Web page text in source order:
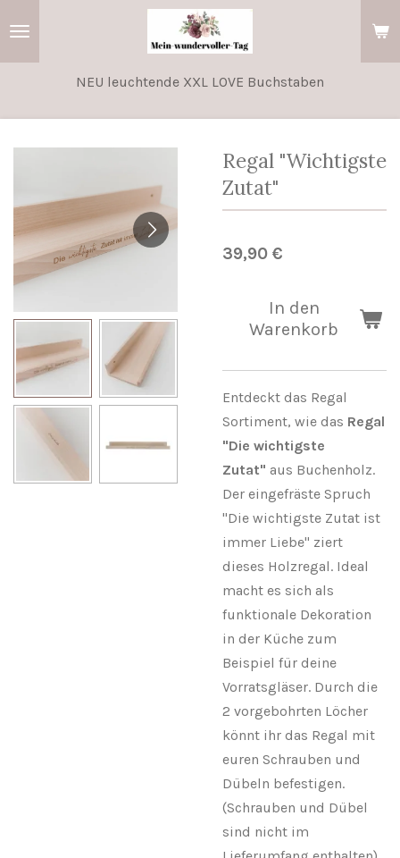
NEU leuchtende XXL LOVE Buchstaben
Regal "Wichtigste
Zutat"
39,90 €
In den
Warenkorb
Entdeckt das Regal
Sortiment, wie das Regal
"Die wichtigste
Zutat" aus Buchenholz.
Der eingefräste Spruch
"Die wichtigste Zutat ist
immer Liebe" ziert
dieses Holzregal. Ideal
macht es sich als
funktionale Dekoration
in der Küche zum
Beispiel für deine
Vorratsgläser. Durch die
2 vorgebohrten Löcher
könnt ihr das Regal mit
euren Schrauben und
Dübeln befestigen.
(Schrauben und Dübel
sind nicht im